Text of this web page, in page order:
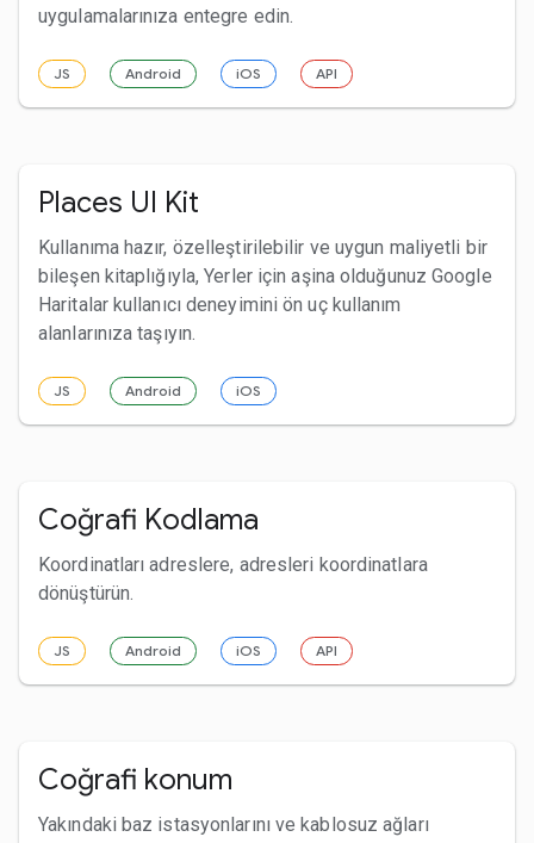
uygulamalarınıza entegre edin.
JS Android iOS API
Places UI Kit
Kullanıma hazır, özelleştirilebilir ve uygun maliyetli bir
bileşen kitaplığıyla, Yerler için aşina olduğunuz Google
Haritalar kullanıcı deneyimini ön uç kullanım
alanlarınıza taşıyın.
JS Android iOS
Coğrafi Kodlama
Koordinatları adreslere, adresleri koordinatlara
dönüştürün.
JS Android iOS API
Coğrafi konum
Yakındaki baz istasyonlarını ve kablosuz ağları